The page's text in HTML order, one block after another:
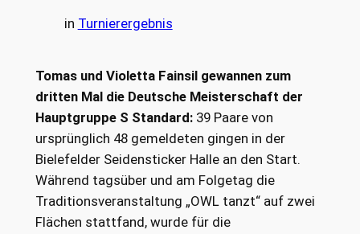
in Turnierergebnis
Tomas und Violetta Fainsil gewannen zum
dritten Mal die Deutsche Meisterschaft der
Hauptgruppe S Standard:39 Paare von
ursprünglich 48 gemeldeten gingen in der
Bielefelder Seidensticker Halle an den Start.
Während tagsüber und am Folgetag die
Traditionsveranstaltung „OWL tanzt“ auf zwei
Flächen stattfand, wurde für die